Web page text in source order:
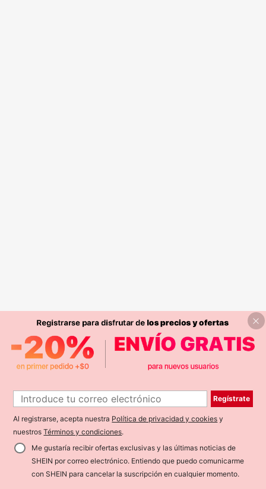
Regístrate
Al registrarse, acepta nuestra Política de privacidad y cookies y
nuestrosTérminos y condiciones.
Me gustaría recibir ofertas exclusivas y las últimas noticias de
SHEIN por correo electrónico. Entiendo que puedo comunicarme
con SHEIN para cancelar la suscripción en cualquier momento.